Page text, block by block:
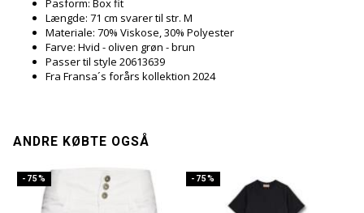
Pasform: Box fit
Længde: 71 cm svarer til str. M
Materiale: 70% Viskose, 30% Polyester
Farve: Hvid - oliven grøn - brun
Passer til style 20613639
Fra Fransa´s forårs kollektion 2024
ANDRE KØBTE OGSÅ
-75% -75%